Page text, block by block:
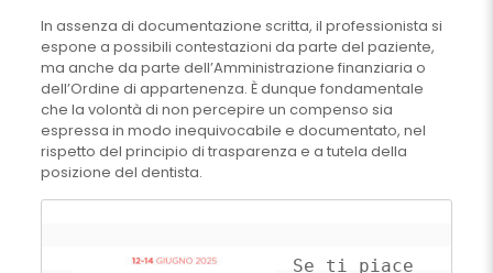
In assenza di documentazione scritta, il professionista si
espone a possibili contestazioni da parte del paziente,
ma anche da parte dell’Amministrazione finanziaria o
dell’Ordine di appartenenza. È dunque fondamentale
che la volontà di non percepire un compenso sia
espressa in modo inequivocabile e documentato, nel
rispetto del principio di trasparenza e a tutela della
posizione del dentista.
Se ti piace